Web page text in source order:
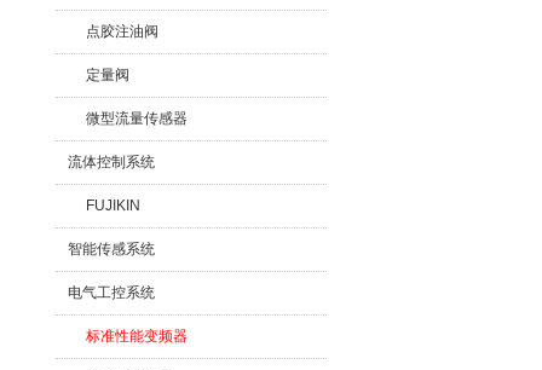
点胶注油阀
定量阀
微型流量传感器
流体控制系统
FUJIKIN
智能传感系统
电气工控系统
标准性能变频器